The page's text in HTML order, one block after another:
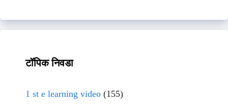
टॉपिक निवडा
1 st e learning video (155)